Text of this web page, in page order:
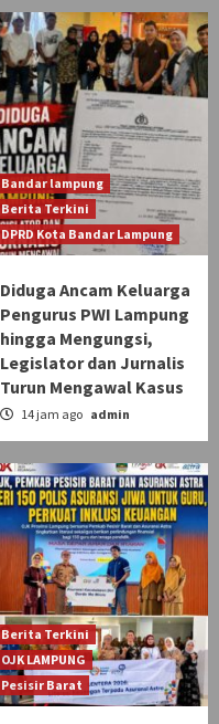
Bandar lampung
Berita Terkini
DPRD Kota Bandar Lampung
Diduga Ancam Keluarga
Pengurus PWI Lampung
hingga Mengungsi,
Legislator dan Jurnalis
Turun Mengawal Kasus
14 jam ago admin
Berita Terkini
OJK LAMPUNG
Pesisir Barat